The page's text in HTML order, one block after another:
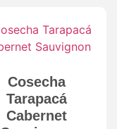
Cosecha
Tarapacá
Cabernet